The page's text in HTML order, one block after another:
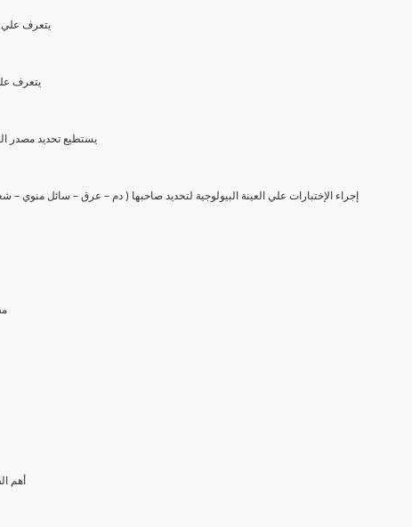
(4) يتعرف
(5) يتعرف
(6) يستطيع تحديد
(7) إجراء الإختبارات علي العينة البيولوجية لتحديد صاحبها ( دم – عرق – سائل منوي
(3)